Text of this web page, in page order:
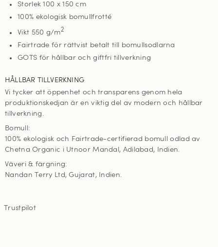
Storlek 100 x 150 cm
100% ekologisk bomullfrotté
Vikt 550 g/m2
Fairtrade för rättvist betalt till bomullsodlarna
GOTS för hållbar och giftfri tillverkning
HÅLLBAR TILLVERKNING
Vi tycker att öppenhet och transparens genom hela
produktionskedjan är en viktig del av modern och hållbar
tillverkning.
Bomull:
100% ekologisk och Fairtrade-certifierad bomull odlad av
Chetna Organic i Utnoor Mandal, Adilabad, Indien.
Väveri & färgning:
Nandan Terry Ltd, Gujarat, Indien.
Trustpilot